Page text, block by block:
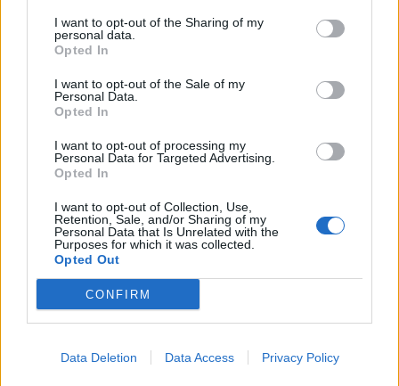
I want to opt-out of the Sharing of my
personal data.
Opted In
I want to opt-out of the Sale of my
Personal Data.
Opted In
I want to opt-out of processing my
Personal Data for Targeted Advertising.
Opted In
I want to opt-out of Collection, Use,
Retention, Sale, and/or Sharing of my
Personal Data that Is Unrelated with the
Purposes for which it was collected.
Opted Out
CONFIRM
Data Deletion Data Access Privacy Policy
Δημήτρης Παπαμιχαήλ: Το «λεβεντόπαιδο» που έγραψε
τη δική του ιστορία στο ελληνικό σινεμά (video)
Άγιος Νικόλαος: Πρόσκληση συμμετοχής στα «Κρητικά
Μαγειρέματα»
Λάρισα: Μάχη στη ΜΕΘ για τον 43χρονο που έπεσε από
10:05
Στο επίκεντρο τα ζητήματα των στρατιωτικών του
Ηρακλείου – Συνάντηση με τον Κωνσταντίνο
Κεφαλογιάννη
09:59
παρεμπόδιση της κυκλοφορίας